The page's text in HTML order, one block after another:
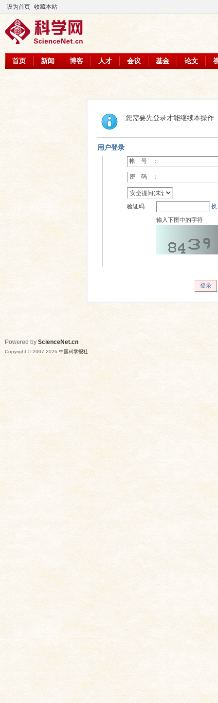
设为首页 收藏本站
首页 新闻 博客 人才 会议 基金 论文
您需要先登录才能继续本操作
用户登录
帐 号 ：
密 码 ：
验证码
输入下图中的字符
登录
Powered by ScienceNet.cn
Copyright © 2007-2026 中国科学报社